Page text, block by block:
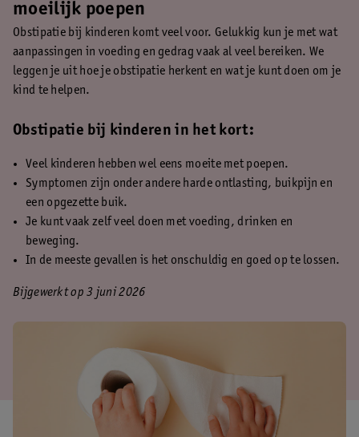
moeilijk poepen
Obstipatie bij kinderen komt veel voor. Gelukkig kun je met wat
aanpassingen in voeding en gedrag vaak al veel bereiken. We
leggen je uit hoe je obstipatie herkent en wat je kunt doen om je
kind te helpen.
Obstipatie bij kinderen in het kort:
Veel kinderen hebben wel eens moeite met poepen.
Symptomen zijn onder andere harde ontlasting, buikpijn en
een opgezette buik.
Je kunt vaak zelf veel doen met voeding, drinken en
beweging.
In de meeste gevallen is het onschuldig en goed op te lossen.
Bijgewerkt op 3 juni 2026